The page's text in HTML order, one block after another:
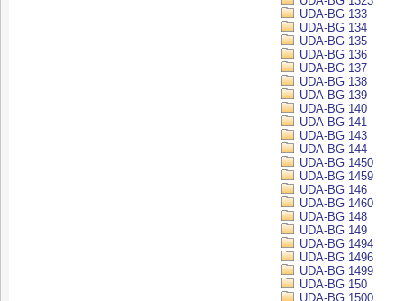
UDA-BG 133
UDA-BG 134
UDA-BG 135
UDA-BG 136
UDA-BG 137
UDA-BG 138
UDA-BG 139
UDA-BG 140
UDA-BG 141
UDA-BG 143
UDA-BG 144
UDA-BG 1450
UDA-BG 1459
UDA-BG 146
UDA-BG 1460
UDA-BG 148
UDA-BG 149
UDA-BG 1494
UDA-BG 1496
UDA-BG 1499
UDA-BG 150
UDA-BG 1500